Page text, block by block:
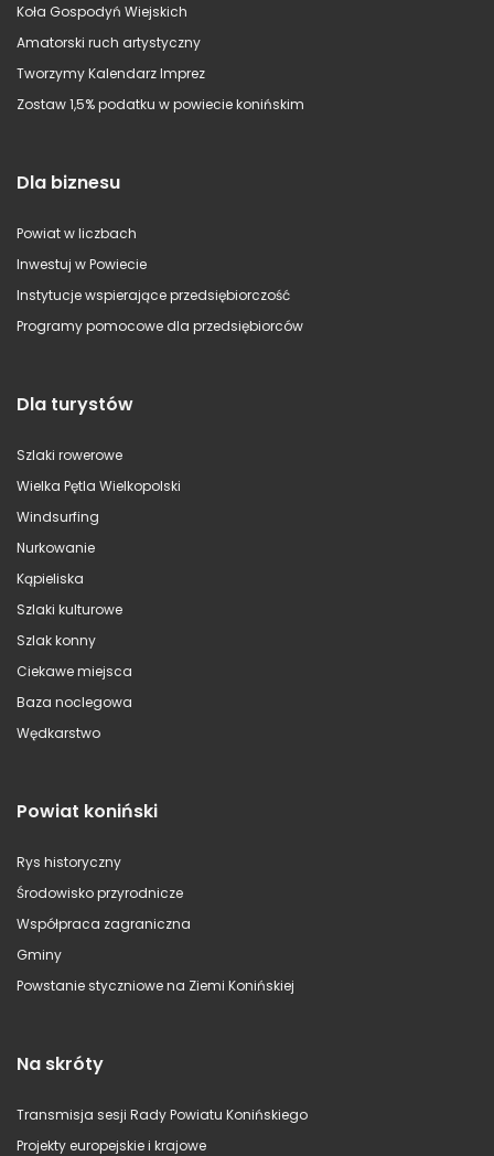
Koła Gospodyń Wiejskich
Amatorski ruch artystyczny
Tworzymy Kalendarz Imprez
Zostaw 1,5% podatku w powiecie konińskim
Dla biznesu
Powiat w liczbach
Inwestuj w Powiecie
Instytucje wspierające przedsiębiorczość
Programy pomocowe dla przedsiębiorców
Dla turystów
Szlaki rowerowe
Wielka Pętla Wielkopolski
Windsurfing
Nurkowanie
Kąpieliska
Szlaki kulturowe
Szlak konny
Ciekawe miejsca
Baza noclegowa
Wędkarstwo
Powiat koniński
Rys historyczny
Środowisko przyrodnicze
Współpraca zagraniczna
Gminy
Powstanie styczniowe na Ziemi Konińskiej
Na skróty
Transmisja sesji Rady Powiatu Konińskiego
Projekty europejskie i krajowe